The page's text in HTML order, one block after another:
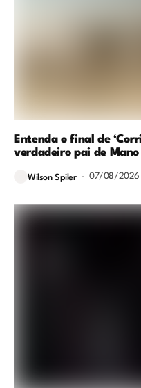
Entenda o final de
verdadeiro pai de
Wilson Spiler 07/08/2026